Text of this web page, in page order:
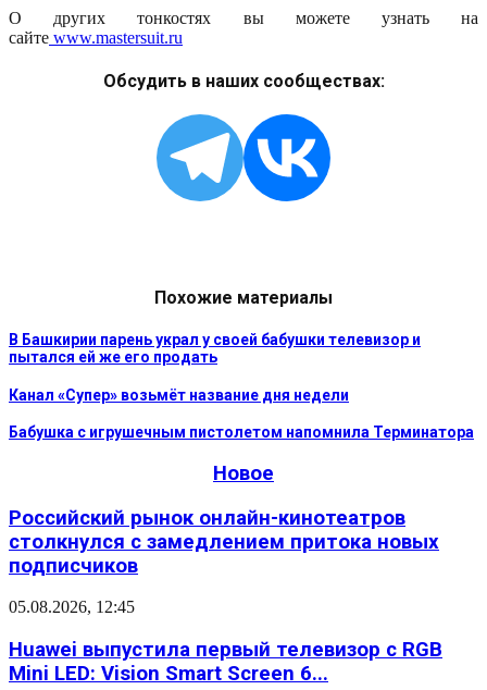
О других тонкостях вы можете узнать на
сайте www.mastersuit.ru
Обсудить в наших сообществах:
Похожие материалы
В Башкирии парень украл у своей бабушки телевизор и
пытался ей же его продать
Канал «Супер» возьмёт название дня недели
Бабушка с игрушечным пистолетом напомнила Терминатора
Новое
Российский рынок онлайн-кинотеатров
столкнулся с замедлением притока новых
подписчиков
05.08.2026, 12:45
Huawei выпустила первый телевизор с RGB
Mini LED: Vision Smart Screen 6...